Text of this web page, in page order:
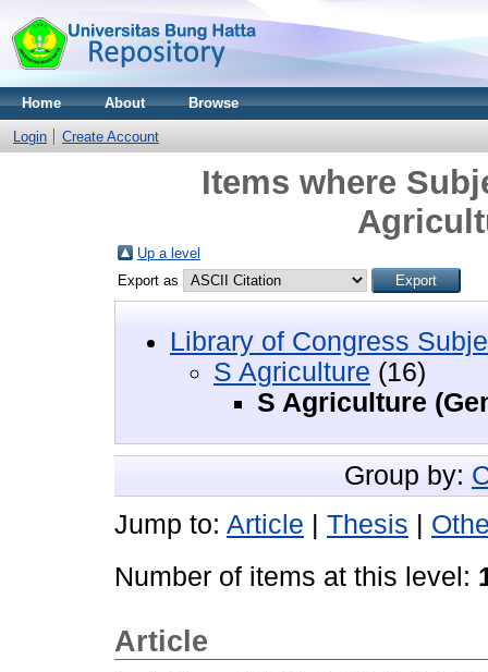
Home About Browse
Login Create Account
Items where
Up a level
Export as
Library of Congress
S Agriculture (16)
S Agriculture
Group by:
Jump to: Article | Thesis |
Number of items at this level:
Article